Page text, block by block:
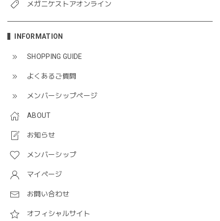
メガニケストアオンライン
INFORMATION
SHOPPING GUIDE
よくあるご質問
メンバーシップページ
ABOUT
お知らせ
メンバーシップ
マイページ
お問い合わせ
オフィシャルサイト